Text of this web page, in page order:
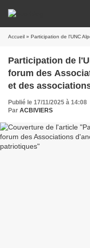
Accueil » Participation de l'UNC Alpes-
Participation de
forum des
et des
Publié le 17/11/2025 à 14:08
Par ACBIVIERS